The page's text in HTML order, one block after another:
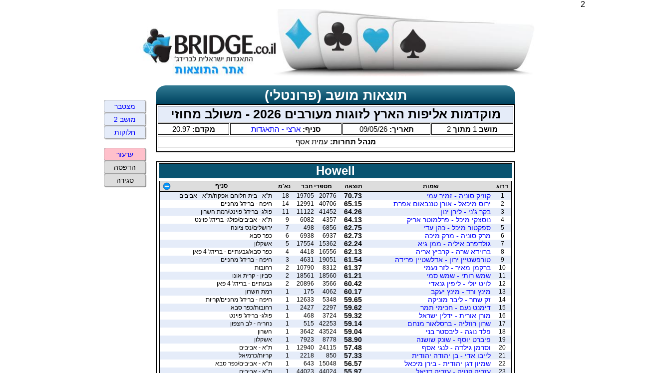
2
תוצאות מושב (פרונטלי)
מוקדמות אליפות הארץ לזוגות מעורבים 2026 - משולב מחוזי
מושב 1 מתוך 2 תאריך:09/05/26 סניף: ארצי - התאגדות מקדם:20.97
מנהל תחרות: עמית אסף
Howell
דרוג שמות תוצאה מספרי חבר נא'מ
סניף
1
קוזיק סוניה - זמיר עמי 70.73
20776
19705
18
ת"א - בית הלוחם אפקה/ת"א - אביבים
2
ירוס מיכאל - אורן טננבאום אפרת 65.15
40706
12991
14
חיפה - ברידג' מחניים
3
בקר ג'ני - לירן ינון 64.26
41452
11122
11
פולג- ברידג' פוינט/רמת השרון
4
נוסצקי מיכל - פרלמוטר אריק 64.13
4357
6082
9
ת"א - אביבים/פולג- ברידג' פוינט
5
ספקטור מיכל - כהן עדי 62.75
6856
498
7
ירושלים/נס ציונה
6
מרק סוניה - מרק מיכה 62.73
6937
6938
6
כפר סבא
7
גולדפרב איליה - ממן גיא 62.24
15362
17554
5
אשקלון
8
ברוידא שרה - קרביץ אריה 62.13
16556
4418
4
כפר סבא/גבעתיים - ברידג' 4 פאן
9
טורפשטיין ירון - אדלשטיין פרידה 61.54
19051
4631
3
חיפה - ברידג' מחניים
10
ברקמן מאיר - לזר נעמי 61.37
8312
10790
2
רחובות
11
שמש רותי - שמש סמי 61.21
18560
18561
2
סביון - קרית אונו
12
לויט יולי - ליפין גנאדי 60.42
3566
20896
2
גבעתיים - ברידג' 4 פאן
13
מינץ ורד - מינץ יעקב 60.17
4062
175
1
רמת השרון
14
זק שחר - ליבר מוניקה 59.65
5348
12633
1
חיפה - ברידג' מחניים/קריות
15
דימנט נעם - חכימי תמר 59.62
2297
2427
1
רחובות/כפר סבא
16
מורן אורית - ידלין ישראל 59.32
3724
468
1
פולג- ברידג' פוינט
17
שרון רוזליה - ברסלאור מנחם 59.14
42253
515
1
נהריה - לב הצפון
18
פלד נוגה - ליבסטר בני 59.04
43524
3642
1
השרון
19
פיברט יוסף - שונק שושנה 58.90
8778
7923
1
אשקלון
20
וסרמן גילדה - לנגי אסף 57.48
24115
12940
1
ת"א - אביבים
21
לייבו אדי - בן יהודה יהודית 57.33
850
2218
1
קריות/כרמיאל
22
שמיון דגן יהודית - בירן מיכאל 56.57
15048
643
1
ת"א - אביבים/כפר סבא
23
עזריה קטיה - עזריה דניאל 55.97
44024
44023
1
ת"א - אביבים
מצטבר
מושב 2
חלוקות
ערעור
הדפסה
סגירה